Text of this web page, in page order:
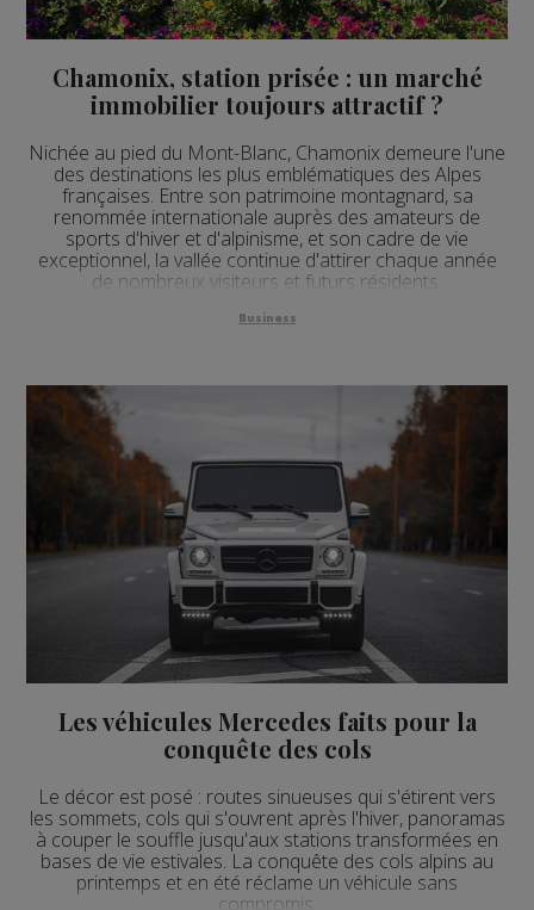
Chamonix, station prisée : un marché
immobilier toujours attractif ?
Nichée au pied du Mont-Blanc, Chamonix demeure l'une
des destinations les plus emblématiques des Alpes
françaises. Entre son patrimoine montagnard, sa
renommée internationale auprès des amateurs de
sports d'hiver et d'alpinisme, et son cadre de vie
exceptionnel, la vallée continue d'attirer chaque année
de nombreux visiteurs et futurs résidents.
Business
Les véhicules Mercedes faits pour la
conquête des cols
Le décor est posé : routes sinueuses qui s'étirent vers
les sommets, cols qui s'ouvrent après l'hiver, panoramas
à couper le souffle jusqu'aux stations transformées en
bases de vie estivales. La conquête des cols alpins au
printemps et en été réclame un véhicule sans
compromis.